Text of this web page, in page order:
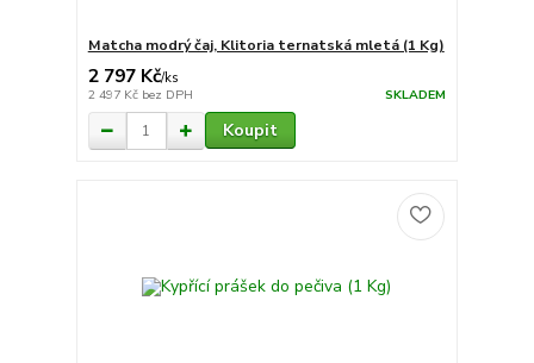
Matcha modrý čaj, Klitoria ternatská mletá (1 Kg)
2 797 Kč/ks
2 497 Kč bez DPH SKLADEM
Koupit